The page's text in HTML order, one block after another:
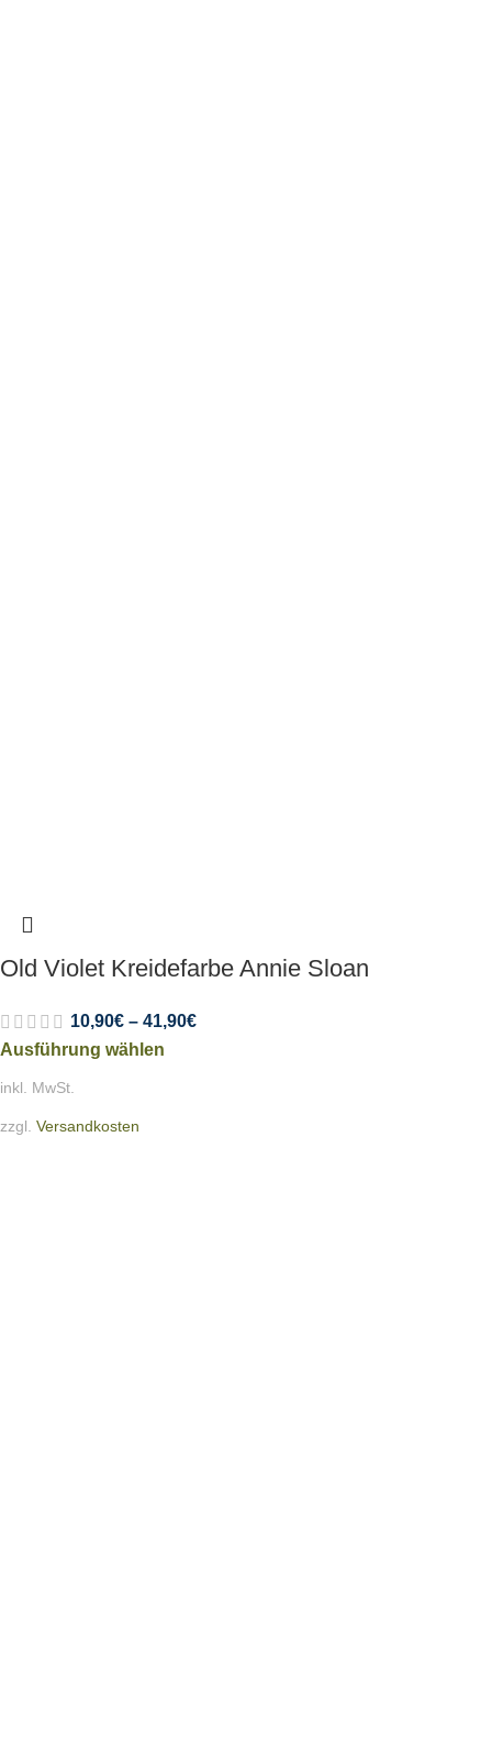
Old Violet Kreidefarbe Annie Sloan
10,90€ – 41,90€
Ausführung wählen
inkl. MwSt.
zzgl. Versandkosten